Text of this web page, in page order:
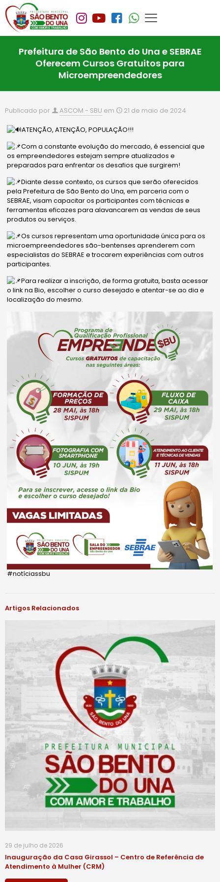
Prefeitura de São Bento do Una e SEBRAE
Oferecem Cursos Gratuitos para
Microempreendedores
Publicado por ASCOM - SBU em 21 de maio de 2024
ATENÇÃO, ATENÇÃO, POPULAÇÃO!!!
Com a constante evolução do mercado, é essencial que
os empreendedores estejam sempre atualizados e
preparados para enfrentar os desafios que surgirem!
Diante desse contexto, os cursos que serão oferecidos
pela Prefeitura de São Bento do Una, em parceria com o
SEBRAE, visam capacitar os participantes com técnicas e
ferramentas eficazes para alavancarem as vendas de seus
produtos ou serviços.
Oscursos representam uma oportunidade única para os
microempreendedores são-bentenses aprenderem com
especialistas do SEBRAE e trocarem experiências com outros
participantes.
Para realizar a inscrição, de forma gratuita, basta acessar
o link na Bio, escolher o curso desejado e atentar-se ao dia e
localização do mesmo.
#notíciassbu
Artigos Relacionados
29 de julho de 2026
Inauguração da Casa Girassol – Centro de Referência de
Atendimento à Mulher (CRM)